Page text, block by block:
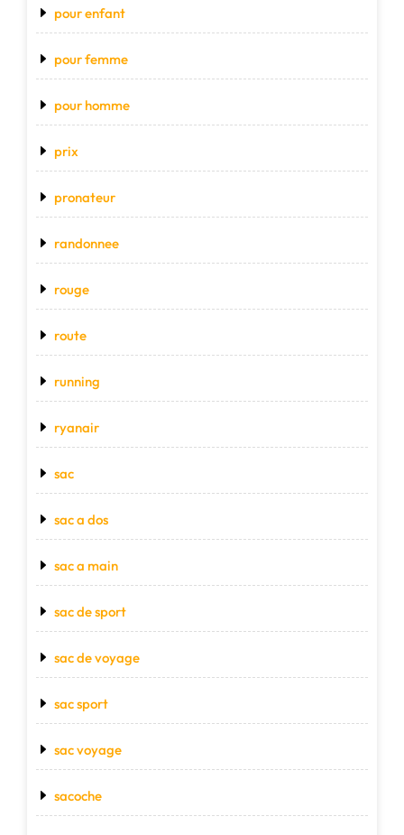
pour enfant
pour femme
pour homme
prix
pronateur
randonnee
rouge
route
running
ryanair
sac
sac a dos
sac a main
sac de sport
sac de voyage
sac sport
sac voyage
sacoche